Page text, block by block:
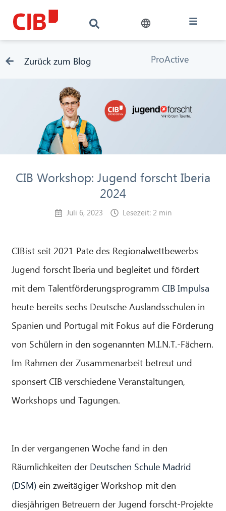
Zurück zum Blog ProActive
CIB Workshop: Jugend forscht Iberia
2024
Juli 6, 2023 Lesezeit: 2 min
CIB ist seit 2021 Pate des Regionalwettbewerbs
Jugend forscht Iberia und begleitet und fördert
mit dem TalentförderungsprogrammCIB Impulsa
heute bereits sechs Deutsche Auslandsschulen in
Spanien und Portugal mit Fokus auf die Förderung
von Schülern in den sogenannten M.I.N.T.-Fächern.
Im Rahmen der Zusammenarbeit betreut und
sponsert CIB verschiedene Veranstaltungen,
Workshops und Tagungen.
In der vergangenen Woche fand in den
Räumlichkeiten der Deutschen Schule Madrid
(DSM) ein zweitägiger Workshop mit den
diesjährigen Betreuern der Jugend forscht-Projekte